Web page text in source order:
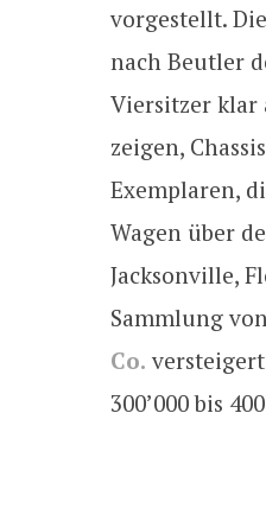
vorgestellt.
nach Beutler
Viersitzer klar
zeigen,
Exemplaren,
Wagen über
Jacksonville,
Sammlung
Co.
300’000 bis